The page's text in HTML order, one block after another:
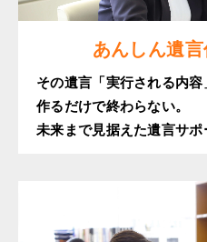
あんしん遺
その遺言「実行される内
作るだけで終わらない。
未来まで見据えた遺言サポ